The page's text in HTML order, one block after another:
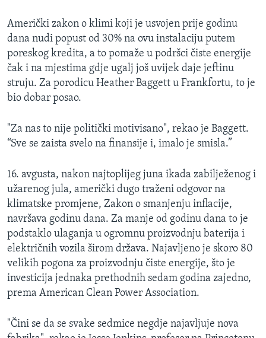
Američki zakon o klimi koji je usvojen prije godinu
dana nudi popust od 30% na ovu instalaciju putem
poreskog kredita, a to pomaže u podršci čiste energije
čak i na mjestima gdje ugalj još uvijek daje jeftinu
struju. Za porodicu Heather Baggett u Frankfortu, to je
bio dobar posao.
"Za nas to nije politički motivisano", rekao je Baggett.
“Sve se zaista svelo na finansije i, imalo je smisla.”
16. avgusta, nakon najtoplijeg juna ikada zabilježenog i
užarenog jula, američki dugo traženi odgovor na
klimatske promjene, Zakon o smanjenju inflacije,
navršava godinu dana. Za manje od godinu dana to je
podstaklo ulaganja u ogromnu proizvodnju baterija i
električnih vozila širom država. Najavljeno je skoro 80
velikih pogona za proizvodnju čiste energije, što je
investicija jednaka prethodnih sedam godina zajedno,
prema American Clean Power Association.
"Čini se da se svake sedmice negdje najavljuje nova